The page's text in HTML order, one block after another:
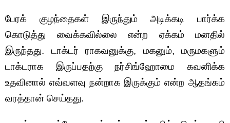
பேரக் குழந்தைகள் இருந்தும் அடிக்கடி பார்க்க
கொடுத்து வைக்கவில்லை என்ற ஏக்கம் மனதில்
இருந்தது. டாக்டர் ராகவனுக்கு, மகனும், மருமகளும்
டாக்டராக இருப்பதற்கு நர்சிங்ஹோமை கவனிக்க
உதவினால் எவ்வளவு நன்றாக இருக்கும் என்ற ஆதங்கம்
வரத்தான் செய்தது.